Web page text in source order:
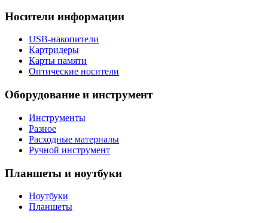
Носители информации
USB-накопители
Картридеры
Карты памяти
Оптические носители
Оборудование и инструмент
Инструменты
Разное
Расходные материалы
Ручной инструмент
Планшеты и ноутбуки
Ноутбуки
Планшеты